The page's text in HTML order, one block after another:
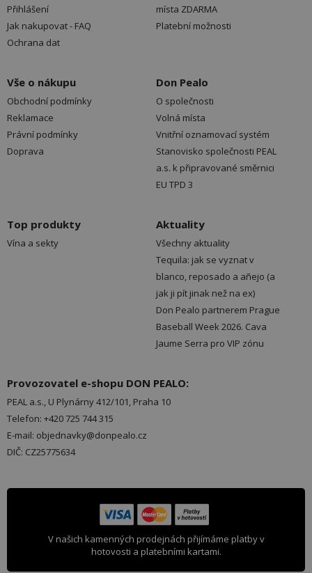
Přihlášení
Jak nakupovat - FAQ
Ochrana dat
místa ZDARMA
Platební možnosti
Vše o nákupu
Obchodní podmínky
Reklamace
Právní podmínky
Doprava
Don Pealo
O společnosti
Volná místa
Vnitřní oznamovací systém
Stanovisko společnosti PEAL
a.s. k připravované směrnici
EU TPD 3
Top produkty
Vína a sekty
Aktuality
Všechny aktuality
Tequila: jak se vyznat v
blanco, reposado a añejo (a
jak ji pít jinak než na ex)
Don Pealo partnerem Prague
Baseball Week 2026. Cava
Jaume Serra pro VIP zónu
Provozovatel e-shopu DON PEALO:
PEAL a.s., U Plynárny 412/101, Praha 10
Telefon: +420 725 744 315
E-mail: objednavky@donpealo.cz
DIČ: CZ25775634
V našich kamenných prodejnách přijímáme platby v
hotovosti a platebními kartami.